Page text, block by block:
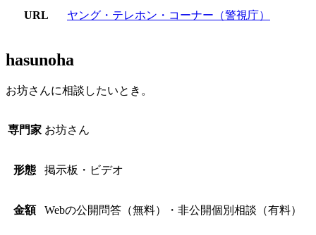
URL ヤング・テレホン・コーナー（警視庁）
hasunoha
お坊さんに相談したいとき。
専門家 お坊さん
形態 掲示板・ビデオ
金額 Webの公開問答（無料）・非公開個別相談（有料）